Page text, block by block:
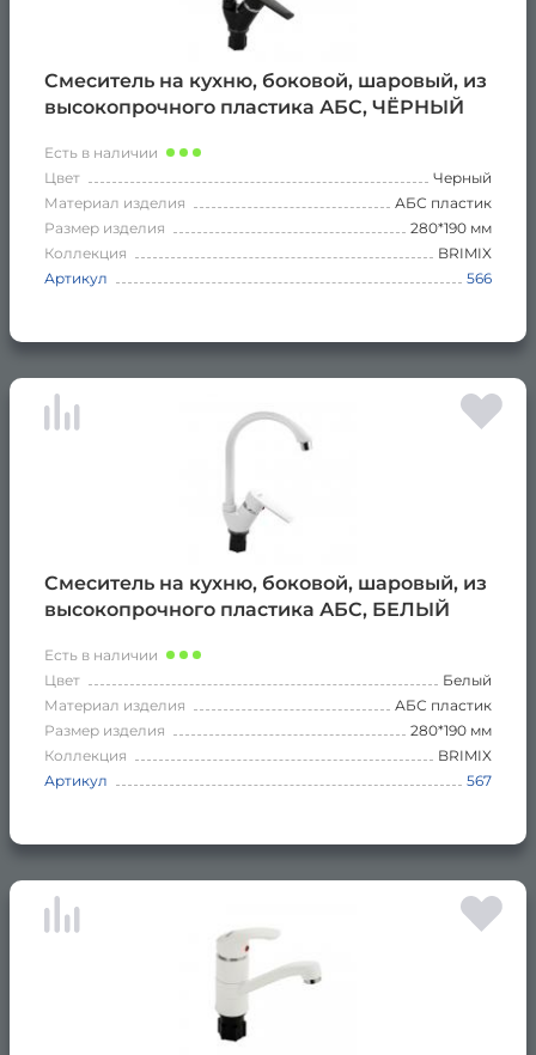
Смеситель на кухню, боковой, шаровый, из
высокопрочного пластика АБС, ЧЁРНЫЙ
Есть в наличии
Цвет
Черный
Материал изделия
АБС пластик
Размер изделия
280*190 мм
Коллекция
BRIMIX
Артикул
566
Смеситель на кухню, боковой, шаровый, из
высокопрочного пластика АБС, БЕЛЫЙ
Есть в наличии
Цвет
Белый
Материал изделия
АБС пластик
Размер изделия
280*190 мм
Коллекция
BRIMIX
Артикул
567